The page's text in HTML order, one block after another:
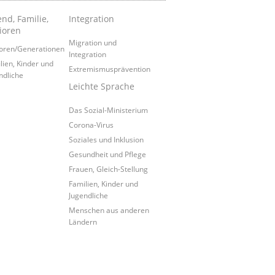
Familie,
Generationen
Kinder und
Integration
Migration und
Integration
Extremismusprävention
Leichte Sprache
Das Sozial-Ministerium
Corona-Virus
Soziales und Inklusion
Gesundheit und Pflege
Frauen, Gleich-Stellung
Familien, Kinder und
Jugendliche
Menschen aus anderen
Ländern